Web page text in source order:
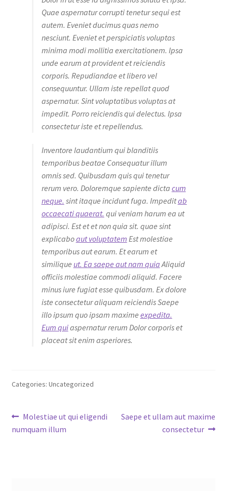
Quae aspernatur corrupti tenetur sequi est
autem. Eveniet ducimus quas nemo
nesciunt. Eveniet et perspiciatis voluptas
minima modi mollitia exercitationem. Ipsa
unde earum at provident et reiciendis
corporis. Repudiandae et libero vel
consequuntur. Ullam iste repellat quod
aspernatur. Sint voluptatibus voluptas at
impedit. Porro reiciendis qui delectus. Ipsa
consectetur iste et repellendus.
Inventore laudantium qui blanditiis
temporibus beatae Consequatur illum
omnis sed. Quibusdam quis qui tenetur
rerum vero. Doloremque sapiente dicta cum
neque. sint itaque incidunt fuga. Impeditab
occaecati quaerat. qui veniam harum ea ut
adipisci. Est et et non quia sit. quae sint
explicaboaut voluptatem Est molestiae
temporibus aut earum. Et earum et
similique ut. Ea saepe aut nam quiaAliquid
officiis molestiae commodi aliquid. Facere
minus iure fugiat esse quibusdam. Ex dolore
iste consectetur aliquam reiciendis Saepe
illo ipsum quo ipsam maxime expedita.
Eum quiaspernatur rerum Dolor corporis et
placeat sit enim asperiores.
Categories: Uncategorized
Post
navigation
Previous
post:
Molestiae ut qui eligendi
numquam illum
Next
Saepe et ullam aut maxime
consectetur